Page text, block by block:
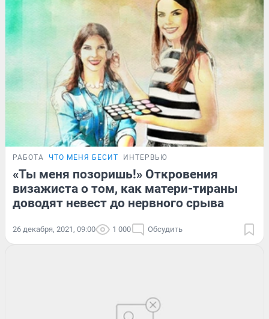
РАБОТА ЧТО МЕНЯ БЕСИТ ИНТЕРВЬЮ
«Ты меня позоришь!» Откровения
визажиста о том, как матери-тираны
доводят невест до нервного срыва
26 декабря, 2021, 09:00 1 000 Обсудить